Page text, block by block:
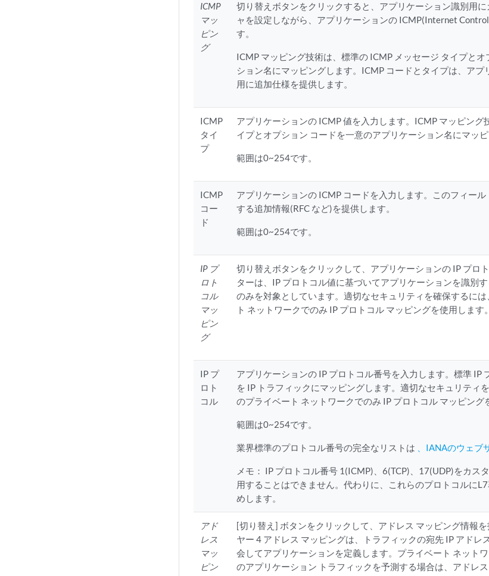
ICMP
マッ
ピン
グ
切り替えボタンをクリックすると、アプリケーション識別用
ャを設定しながら、アプリケーションの ICMP(Internet
す。
ICMP マッピング技術は、標準の ICMP メッセージ タイプと
ション名にマッピングします。ICMP コードとタイプは、アプ
用に追加仕様を提供します。
ICMP
タイ
プ
アプリケーションの ICMP 値を入力します。ICMP マッピング
イプとオプション コードを一意のアプリケーション名にマッピ
範囲は0~254です。
ICMP
コー
ド
アプリケーションの ICMP コードを入力します。このフィー
する追加情報(RFC など)を提供します。
範囲は0~254です。
IP プ
ロト
コル
マッ
ピン
グ
切り替えボタンをクリックして、アプリケーションの IP プロ
ターは、IP プロトコル値に基づいてアプリケーションを識別
のみを対象としています。適切なセキュリティを確保するに
ト ネットワークでのみ IP プロトコル マッピングを使用します。
IP プ
ロト
コル
アプリケーションの IP プロトコル番号を入力します。標準 IP
を IP トラフィックにマッピングします。適切なセキュリティ
のプライベート ネットワークでのみ IP プロトコル マッピング
範囲は0~254です。
業界標準のプロトコル番号の完全なリストは 、IANAのウェブ
メモ： IP プロトコル番号 1(ICMP)、6(TCP)、17(UDP)をカス
用することはできません。代わりに、これらのプロトコルに
めします。
アド
レス
マッ
ピン
[切り替え] ボタンをクリックして、アドレス マッピング情報
ヤー 4 アドレス マッピングは、トラフィックの宛先 IP アドレ
会してアプリケーションを定義します。プライベート ネット
のアプリケーション トラフィックを予測する場合は、アドレ